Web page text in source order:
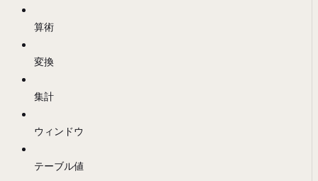
算術
変換
集計
ウィンドウ
テーブル値